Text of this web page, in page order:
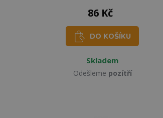
86 Kč
DO KOŠÍKU
Skladem
Odešleme pozítří